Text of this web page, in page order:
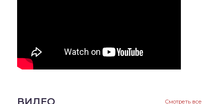
ВИДЕО Смотреть все